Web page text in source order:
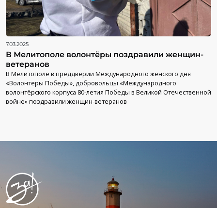
7.03.2025
В Мелитополе волонтёры поздравили женщин-
ветеранов
В Мелитополе в преддверии Международного женского дня
«Волонтеры Победы», добровольцы «Международного
волонтёрского корпуса 80-летия Победы в Великой Отечественной
войне» поздравили женщин-ветеранов